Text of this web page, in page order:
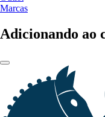
Marcas
Adicionando ao